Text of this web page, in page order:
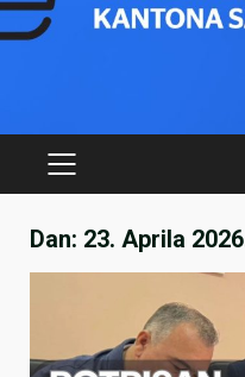
PRIMARY
Dan: 23. Aprila